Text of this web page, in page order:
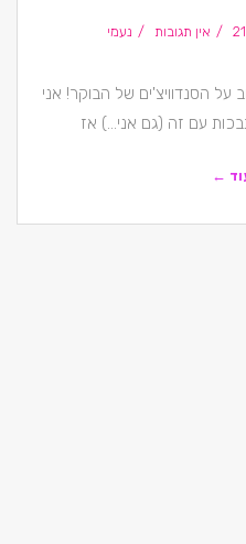
אין תגובות נעמי
הסנדוויצ'ים של הבוקר! אני
עם זה (גם אני…) אז
←